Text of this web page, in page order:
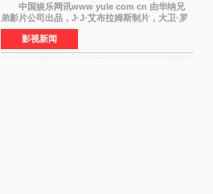
中国娱乐网讯www yule com cn 由华纳兄
弟影片公司出品，J·J·艾布拉姆斯制片，大卫·罗
伯特·米切尔执导，好莱坞巨星安妮·海瑟薇和伊万
·麦克格雷格领衔主演的2026暑期惊悚冒险大片
《逃出绝
影视新闻